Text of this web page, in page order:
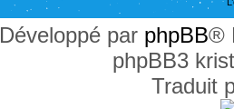
Développé par phpBB®
phpBB3
Traduit